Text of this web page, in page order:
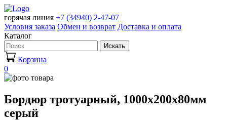
горячая линия +7 (34940) 2-47-07
Условия заказа Обмен и возврат Доставка и оплата
Каталог
Искать
Корзина
0
Бордюр тротуарный, 1000х200х80мм
серый